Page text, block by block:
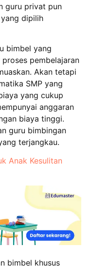
guru privat pun
dipilih
bimbel yang
pembelajaran
Akan tetapi
SMP yang
yang cukup
anggaran
biaya tinggi.
guru bimbingan
terjangkau.
Anak Kesulitan
bimbel khusus